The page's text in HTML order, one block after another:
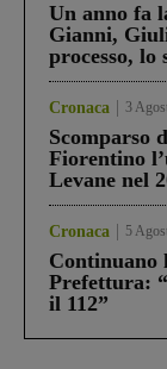
Un anno fa
Gianni,
processo, lo
Cronaca 3
Scomparso
Fiorentino
Levane nel
Cronaca 5
Prefettura:
il 112”